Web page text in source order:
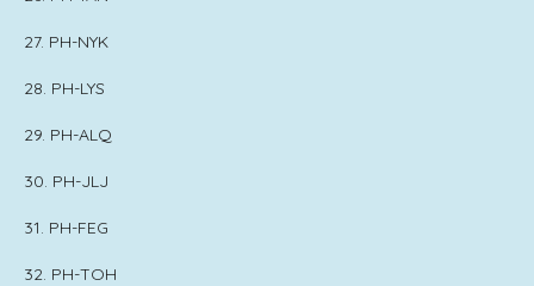
27. PH-NYK
28. PH-LYS
29. PH-ALQ
30. PH-JLJ
31. PH-FEG
32. PH-TOH